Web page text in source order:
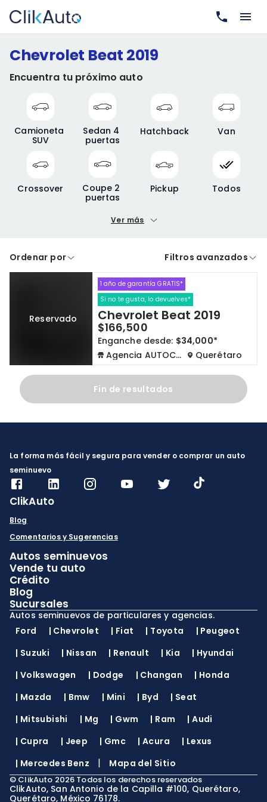
Chevrolet Beat 2019
Encuentra tu próximo auto
Camioneta
SUV
Sedan 4
puertas
Hatchback Van
Crossover
Coupe 2
puertas
Pickup Todos
Precio máximo
A crédito De contado
Cdmx y Edo Mex Querétaro
Con garantía
Borrar todo Ver autos
Ver más
Ordenar por Filtros avanzados
Reservado
1 año de garantía GRATIS*
Si no te gusta, lo devuelves*
Chevrolet Beat 2019
$166,500
Enganche desde: $34,000*
Agencia AUTOCOM
Querétaro
Fin de resultados
La forma más fácil y segura para vender o comprar un auto
seminuevo
ClikAuto
Blog
Comentarios y Sugerencias
Autos seminuevos
Vende tu auto
Crédito
Blog
Sucursales
Autos seminuevos de particulares y agencias.
Ford
| Chevrolet | Fiat | Toyota | Peugeot
| Suzuki | Nissan | Renault | Kia | Hyundai
| Volkswagen | Dodge | Changan | Honda
| Mazda | Bmw | Mini | Byd | Seat
| Mitsubishi | Mg | Gwm | Ram |Audi
| Cupra | Jeep | Gmc |Acura | Lexus
| Mercedes Benz | Mapa del Sitio
© ClikAuto 2026 Todos los derechos reservados
ClikAuto, San Antonio de la Capilla #100, Querétaro,
Querétaro, México 76178.